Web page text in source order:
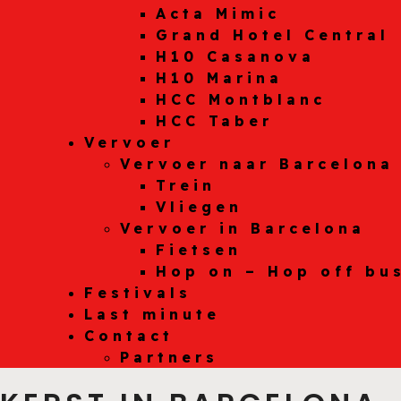
Acta Mimic
Grand Hotel Central
H10 Casanova
H10 Marina
HCC Montblanc
HCC Taber
Vervoer
Vervoer naar Barcelona
Trein
Vliegen
Vervoer in Barcelona
Fietsen
Hop on – Hop off
Festivals
Last minute
Contact
Partners